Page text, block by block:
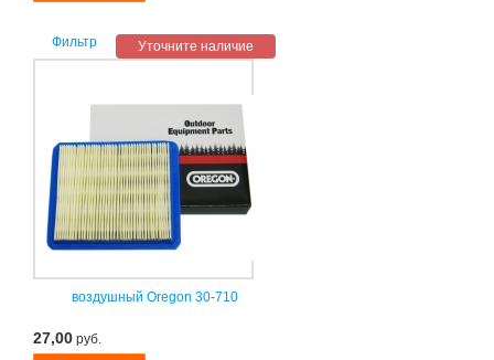
Уточните наличие
Фильтр
воздушный Oregon 30-710
27,00 руб.